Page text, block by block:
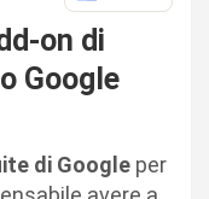
on di
Google
di Google per